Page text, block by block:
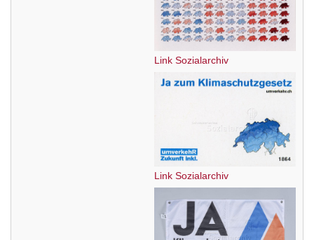
Link Sozialarchiv
Link Sozialarchiv